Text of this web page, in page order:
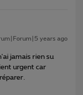
years ago
jamais rien su
urgent car